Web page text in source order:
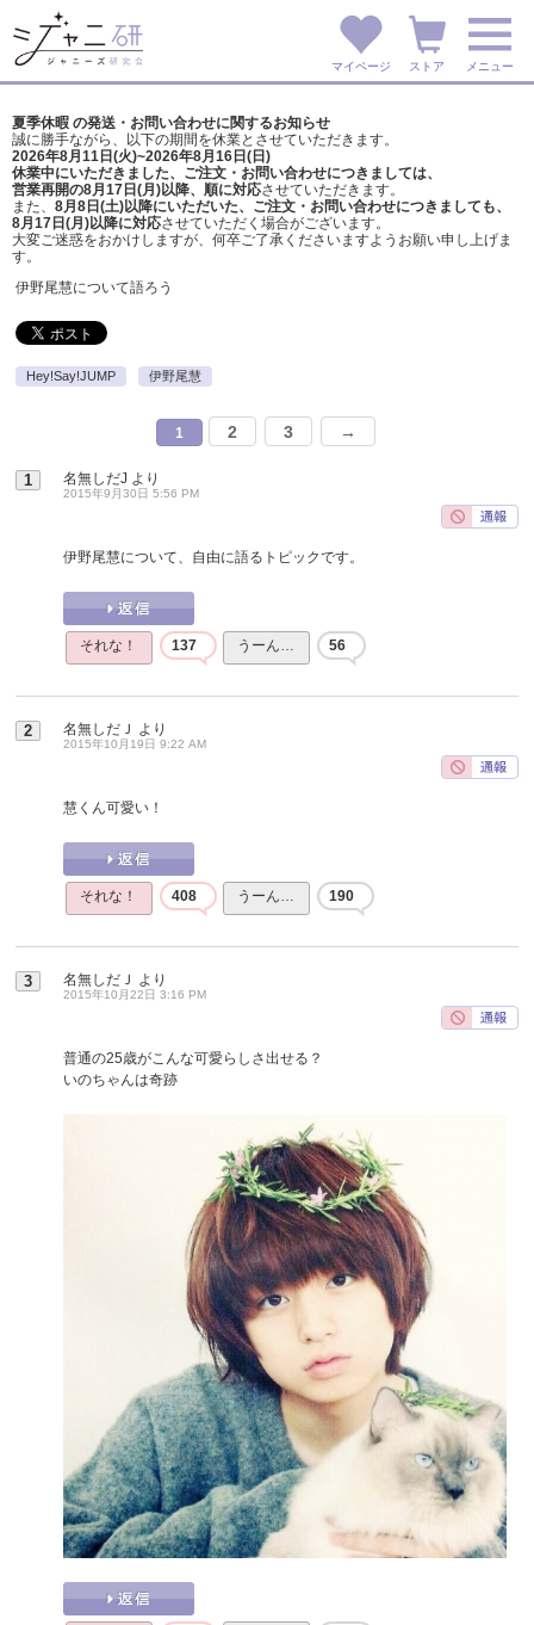
マイページ ストア メニュー
夏季休暇 の発送・お問い合わせに関するお知らせ
誠に勝手ながら、以下の期間を休業とさせていただきます。
2026年8月11日(火)~2026年8月16日(日)
休業中にいただきました、ご注文・お問い合わせにつきましては、
営業再開の8月17日(月)以降、順に対応させていただきます。
また、 8月8日(土)以降にいただいた、ご注文・ お問い合わせにつきましても、
8月17日(月)以降に対応させていただく場合がございます。
大変ご迷惑をおかけしますが、 何卒ご了承くださいますようお願い申し上げま
す。
伊野尾慧について語ろう
Hey!Say!JUMP 伊野尾慧
1 2 3 →
1 名無しだJ より
2015年9月30日 5:56 PM
伊野尾慧について、自由に語るトピックです。
それな！ 137 うーん… 56
2 名無しだＪ より
2015年10月19日 9:22 AM
慧くん可愛い！
それな！ 408 うーん… 190
3 名無しだＪ より
2015年10月22日 3:16 PM
普通の25歳がこんな可愛らしさ出せる？
いのちゃんは奇跡